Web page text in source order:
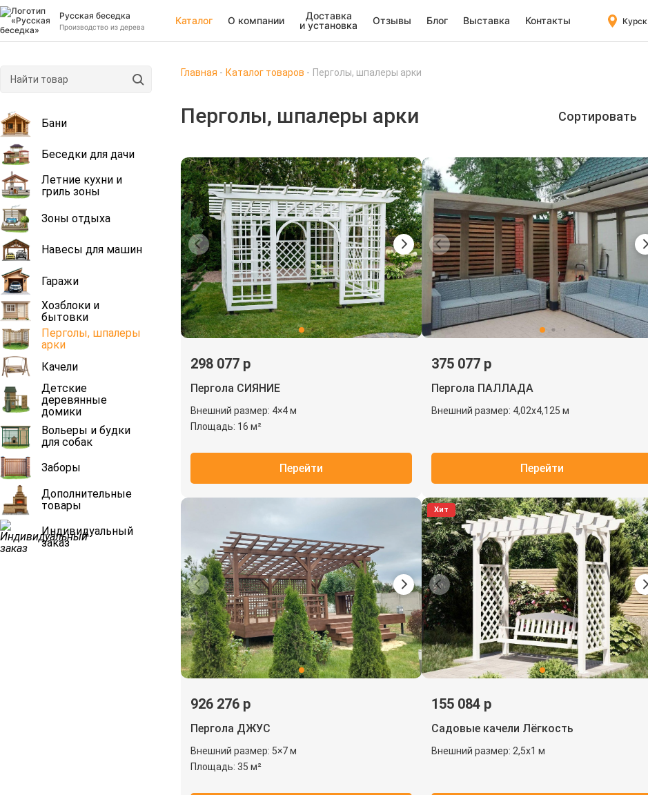
Русская беседка
Производство из дерева
Каталог О компании
Доставка
и установка
Отзывы Блог Выставка Контакты Курск
Бани
Беседки для дачи
Летние кухни и
гриль зоны
Зоны отдыха
Навесы для машин
Гаражи
Хозблоки и
бытовки
Перголы, шпалеры
арки
Качели
Детские
деревянные
домики
Вольеры и будки
для собак
Заборы
Дополнительные
товары
Индивидуальный
заказ
Главная Каталог товаров Перголы, шпалеры арки
Перголы, шпалеры арки Сортировать
298 077 р
Пергола СИЯНИЕ
Внешний размер: 4×4 м
Площадь: 16 м²
Перейти
375 077 р
Пергола ПАЛЛАДА
Внешний размер: 4,02х4,125 м
Перейти
926 276 р
Пергола ДЖУС
Внешний размер: 5×7 м
Площадь: 35 м²
Хит
155 084 р
Садовые качели Лёгкость
Внешний размер: 2,5х1 м